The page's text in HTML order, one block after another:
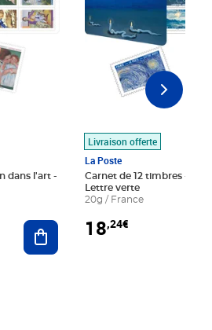
dans l'art -
Ajouter au panier
Livraison offerte
La Poste
Carnet de 12 timbres - Le
Lettre verte
20g / France
18,24€